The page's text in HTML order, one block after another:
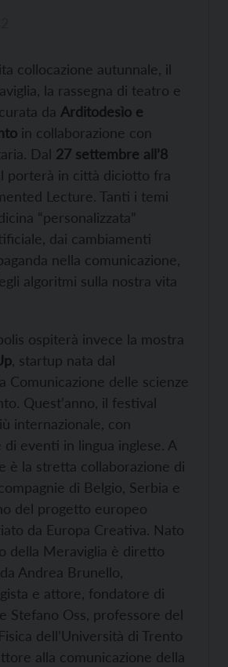
collocazione autunnale, il
la rassegna di teatro e
da Arditodesìo e
in collaborazione con
Dal 27 settembre all’8
porterà in città diciotto fra
Lecture. Tanti i temi
“personalizzata”
dai cambiamenti
nella comunicazione,
algoritmi sulla nostra vita
ospiterà invece la mostra
, startup nata dal
Comunicazione delle scienze
Quest’anno, il festival
internazionale, con
di eventi in lingua inglese. A
è la stretta collaborazione di
di Belgio, Serbia e
del progetto europeo
da Europa Creativa. Nato
della Meraviglia è diretto
Andrea Brunello,
e attore, fondatore di
Stefano Oss, professore del
dell’Università di Trento
alla comunicazione della